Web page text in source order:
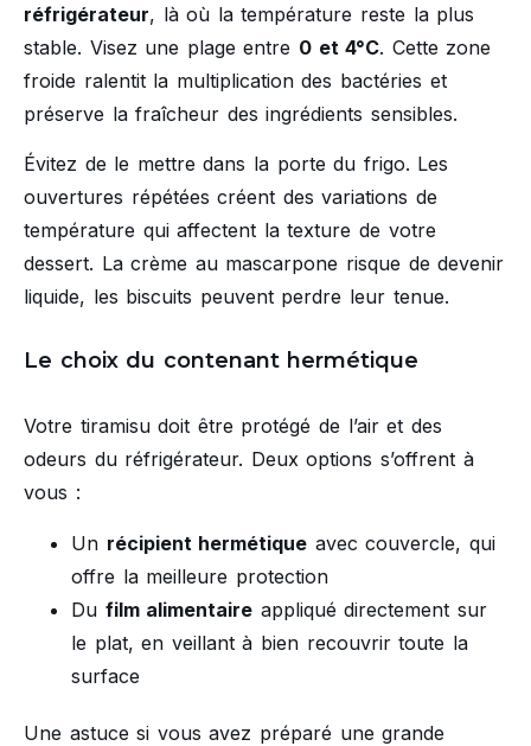
réfrigérateur, là où la température reste la plus
stable. Visez une plage entre 0 et 4°C. Cette zone
froide ralentit la multiplication des bactéries et
préserve la fraîcheur des ingrédients sensibles.
Évitez de le mettre dans la porte du frigo. Les
ouvertures répétées créent des variations de
température qui affectent la texture de votre
dessert. La crème au mascarpone risque de devenir
liquide, les biscuits peuvent perdre leur tenue.
Le choix du contenant hermétique
Votre tiramisu doit être protégé de l’air et des
odeurs du réfrigérateur. Deux options s’offrent à
vous :
Un récipient hermétique avec couvercle, qui
offre la meilleure protection
Du film alimentaire appliqué directement sur
le plat, en veillant à bien recouvrir toute la
surface
Une astuce si vous avez préparé une grande